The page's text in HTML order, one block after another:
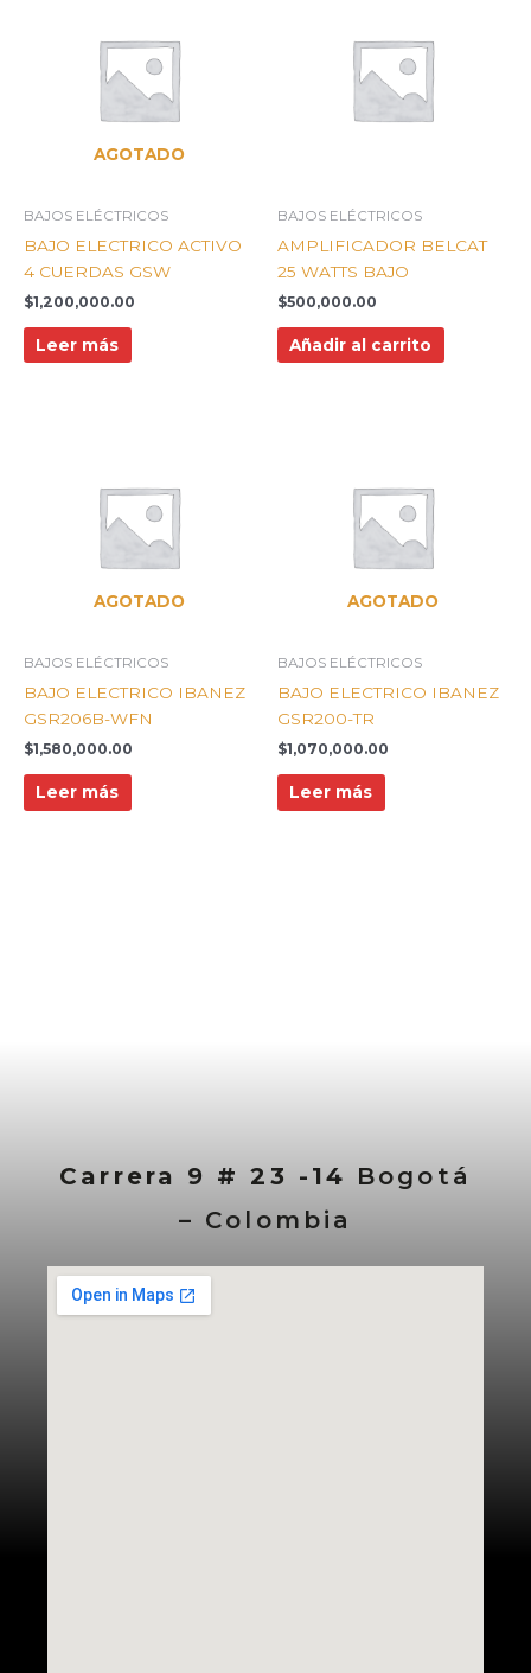
AGOTADO
BAJOS ELÉCTRICOS
BAJO ELECTRICO ACTIVO
4 CUERDAS GSW
$1,200,000.00
Leer más
BAJOS ELÉCTRICOS
AMPLIFICADOR BELCAT
25 WATTS BAJO
$500,000.00
Añadir al carrito
AGOTADO
BAJOS ELÉCTRICOS
BAJO ELECTRICO IBANEZ
GSR206B-WFN
$1,580,000.00
Leer más
AGOTADO
BAJOS ELÉCTRICOS
BAJO ELECTRICO IBANEZ
GSR200-TR
$1,070,000.00
Leer más
Carrera 9 # 23 -14 Bogotá
– Colombia